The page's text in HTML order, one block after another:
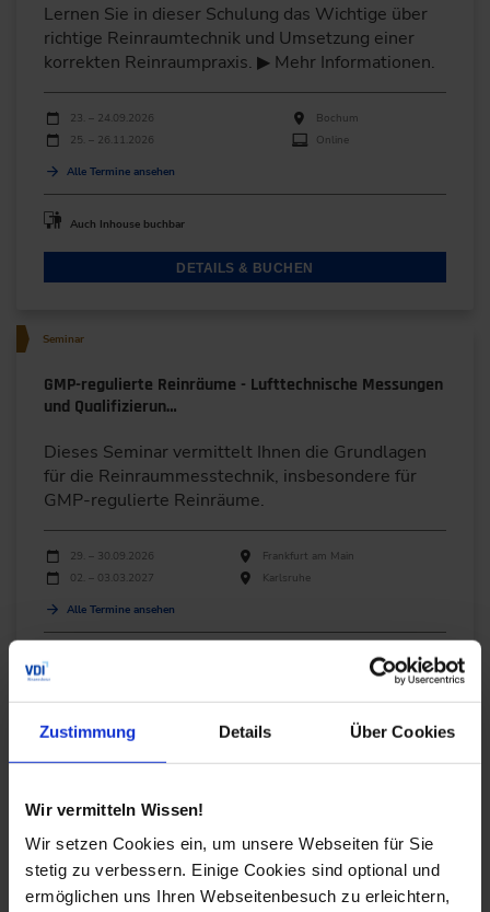
Zustimmung Details Über Cookies
Wir vermitteln Wissen!
Wir setzen Cookies ein, um unsere Webseiten für Sie
stetig zu verbessern. Einige Cookies sind optional und
ermöglichen uns Ihren Webseitenbesuch zu erleichtern,
Lernen Sie in dieser Schulung das Wichtige über
richtige Reinraumtechnik und Umsetzung einer
korrekten Reinraumpraxis. ▶ Mehr Informationen.
Durchführungen
Veranstaltungsdatum
23. – 24.09.2026
Bochum
25. – 26.11.2026
Online
Alle Termine ansehen
Auch Inhouse buchbar
DETAILS & BUCHEN
Seminar
GMP-regulierte Reinräume - Lufttechnische Messungen
und Qualifizierun…
Dieses Seminar vermittelt Ihnen die Grundlagen
für die Reinraummesstechnik, insbesondere für
GMP-regulierte Reinräume.
Durchführungen
Veranstaltungsdatum Veranstaltungsort
29. – 30.09.2026
Frankfurt am Main
02. – 03.03.2027
Karlsruhe
Alle Termine ansehen
DETAILS & BUCHEN
Fertigung von Kunststoffprodukten im Reinraum
Anlagentechnik und -qual…
Erfahren Sie, wie Sie Kunststoff-